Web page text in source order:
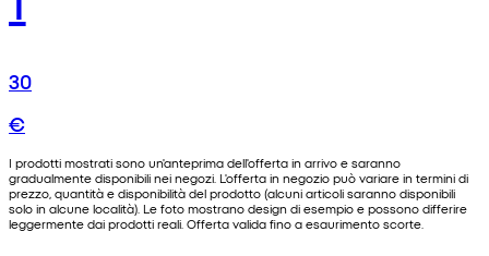
30
€
I prodotti mostrati sono un'anteprima dell'offerta in arrivo e saranno
gradualmente disponibili nei negozi. L'offerta in negozio può variare in termini di
prezzo, quantità e disponibilità del prodotto (alcuni articoli saranno disponibili
solo in alcune località). Le foto mostrano design di esempio e possono differire
leggermente dai prodotti reali. Offerta valida fino a esaurimento scorte.